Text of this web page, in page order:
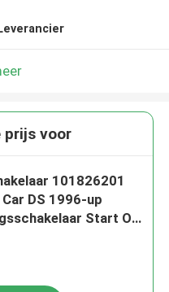
prijs voor
101826201
DS 1996-up
Start On